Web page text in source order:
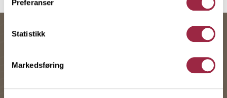
Preferanser
Statistikk
Markedsføring